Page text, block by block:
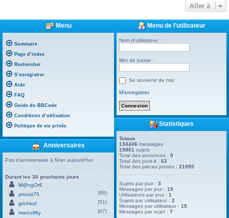
Aller à
Menu
Sommaire
Page d’index
Rechercher
S’enregistrer
Aide
FAQ
Guide du BBCode
Conditions d’utilisation
Politique de vie privée
Anniversaires
Pas d’anniversaire à fêter aujourd’hui
Durant les 30 prochains jours
M@ngOr€
proust75
(68)
grichkof
(51)
marcofifty
(67)
Menu de l’utilisateur
Nom d’utilisateur :
Mot de passe :
Se souvenir de moi
M’enregistrer
Statistiques
Totaux
134446 messages
19861 sujets
Total des annonces :0
Total des post-it :62
Total des pièces jointes :21995
Sujets par jour :3
Messages par jour :19
Utilisateurs par jour :1
Sujets par utilisateur :2
Messages par utilisateur :15
Messages par sujet :7